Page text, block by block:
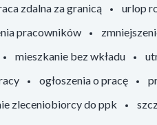
zdalna za granicą
urlop
pracowników
mieszkanie bez wkładu
ogłoszenia o pracę
zleceniobiorcy do ppk